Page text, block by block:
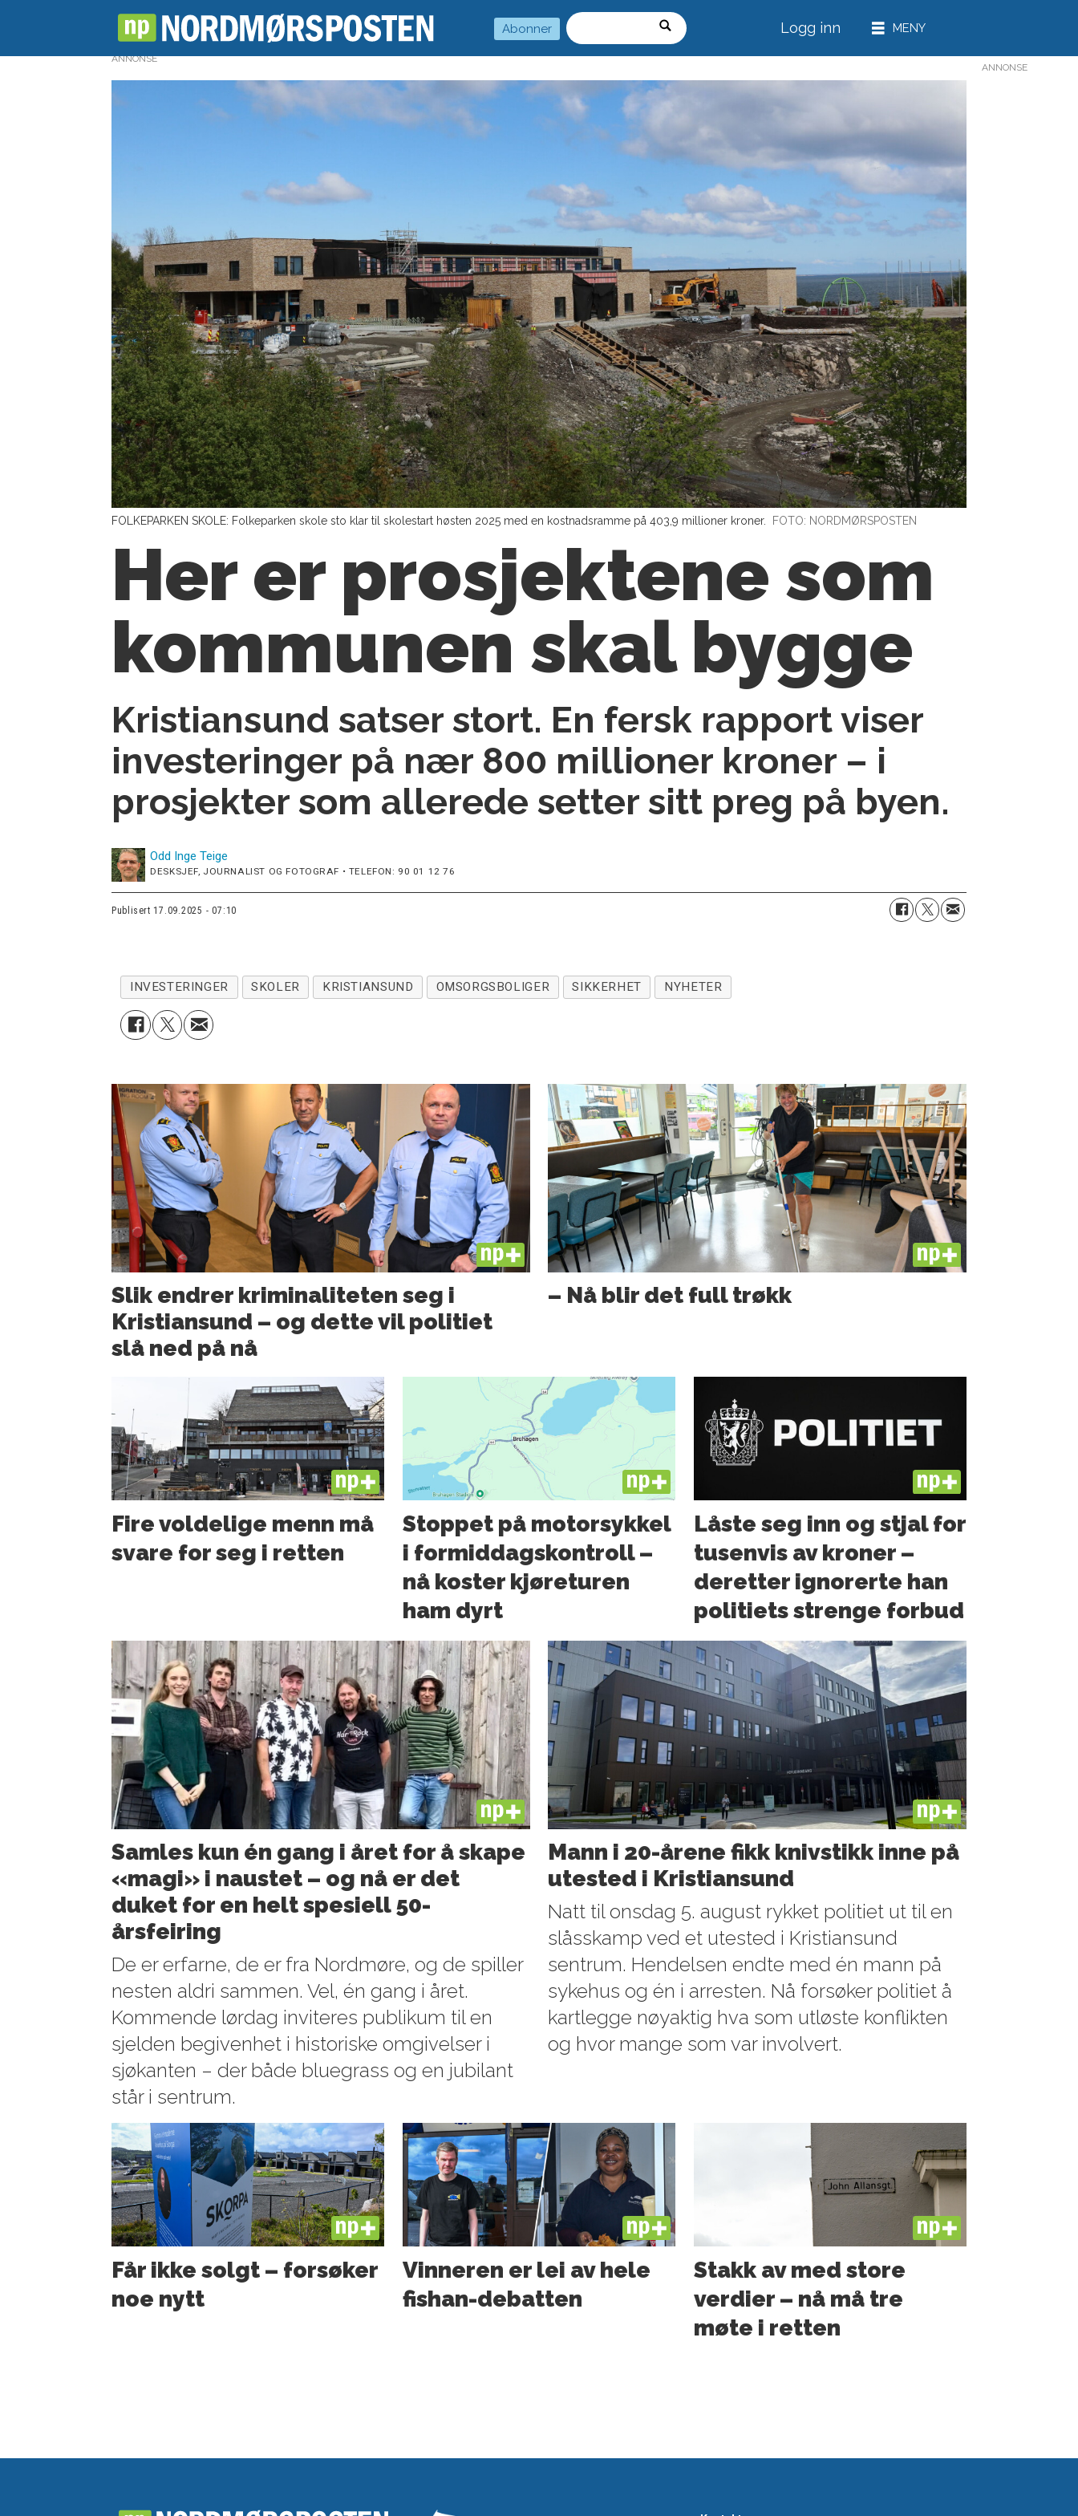
Abonner
Søk
Logg inn
ANNONSE
FOLKEPARKEN SKOLE: Folkeparken skole sto klar til skolestart høsten 2025 med en kostnadsramme på 403,9 millioner kroner. FOTO: NORDMØRSPOSTEN
Her er prosjektene som
kommunen skal bygge
Kristiansund satser stort. En fersk rapport viser
investeringer på nær 800 millioner kroner – i
prosjekter som allerede setter sitt preg på byen.
Odd Inge Teige
DESKSJEF, JOURNALIST OG FOTOGRAF • TELEFON: 90 01 12 76
Publisert 17.09.2025 - 07:10
INVESTERINGER SKOLER KRISTIANSUND OMSORGSBOLIGER SIKKERHET NYHETER
PLUS
Slik endrer kriminaliteten seg i
Kristiansund – og dette vil politiet
slå ned på nå
PLUS
– Nå blir det full trøkk
PLUS
Fire voldelige menn må
svare for seg i retten
PLUS
Stoppet på motorsykkel
i formiddagskontroll –
nå koster kjøreturen
ham dyrt
PLUS
Låste seg inn og stjal for
tusenvis av kroner –
deretter ignorerte han
politiets strenge forbud
PLUS
Samles kun én gang i året for å skape
«magi» i naustet – og nå er det
duket for en helt spesiell 50-
årsfeiring
De er erfarne, de er fra Nordmøre, og de spiller
nesten aldri sammen. Vel, én gang i året.
Kommende lørdag inviteres publikum til en
sjelden begivenhet i historiske omgivelser i
sjøkanten – der både bluegrass og en jubilant
står i sentrum.
PLUS
Mann i 20-årene fikk knivstikk inne på
utested i Kristiansund
Natt til onsdag 5. august rykket politiet ut til en
slåsskamp ved et utested i Kristiansund
sentrum. Hendelsen endte med én mann på
sykehus og én i arresten. Nå forsøker politiet å
kartlegge nøyaktig hva som utløste konflikten
og hvor mange som var involvert.
PLUS
Får ikke solgt – forsøker
noe nytt
PLUS
Vinneren er lei av hele
fishan-debatten
PLUS
Stakk av med store
verdier – nå må tre
møte i retten
ANNONSE